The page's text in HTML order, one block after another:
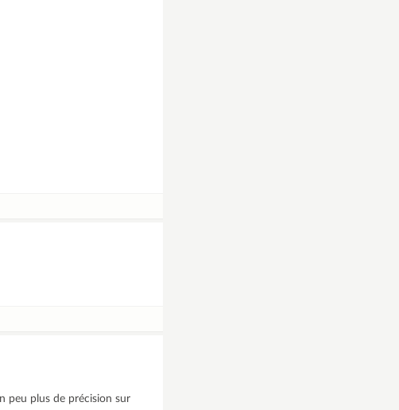
peu plus de précision sur